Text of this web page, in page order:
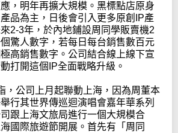
，明年再擴大規模。黑標點店原身
品為主，日後會引入更多原創IP產
2-3年，於內地鋪設周同學販賣機2
驚人數字，若每日每台銷售數百元
高銷售數字。公司結合線上線下宣
打開這個IP全面戰略升級。
，公司上月起聯動上海，因為周董本
行其世界傳巡迴演唱會嘉年華系列
跟上海文旅局進行一個大規模合
國際旅遊節開展。首先有「周同